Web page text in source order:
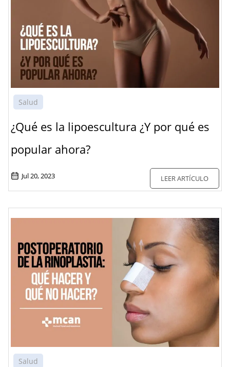
Salud
¿Qué es la lipoescultura ¿Y por qué es
popular ahora?
Jul 20, 2023 LEER ARTÍCULO
Salud